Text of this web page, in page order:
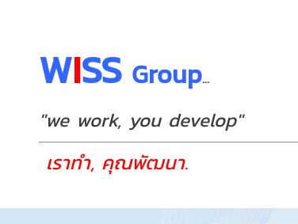
WISS Group...
"we work, you develop"
เราทำ, คุณพัฒนา.